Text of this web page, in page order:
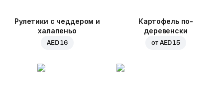
Рулетики с чеддером и
халапеньо
AED 16
Картофель по-
деревенски
от AED 15